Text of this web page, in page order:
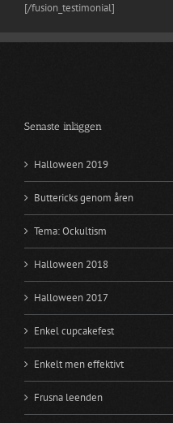
[/fusion_testimonial]
Senaste inläggen
Halloween 2019
Buttericks genom åren
Tema: Ockultism
Halloween 2018
Halloween 2017
Enkel cupcakefest
Enkelt men effektivt
Frusna leenden